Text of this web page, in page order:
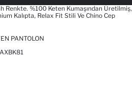
Renkte. %100 Keten Kumaşından Üretilmiş,
Kalıpta, Relax Fit Stili Ve Chino Cep
PANTOLON